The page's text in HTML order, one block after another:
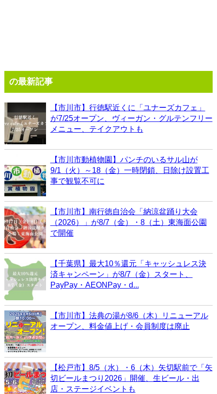
の最新記事
【市川市】行徳駅近くに「ユナーズカフェ」
が7/25オープン、ヴィーガン・グルテンフリー
メニュー、テイクアウトも
【市川市動植物園】パンチのいるサル山が
9/1（火）～18（金）一時閉鎖、日除け設置工
事で観覧不可に
【市川市】南行徳自治会「納涼盆踊り大会
（2026）」が8/7（金）・8（土）東海面公園
で開催
【千葉県】最大10％還元「キャッシュレス決
済キャンペーン」が8/7（金）スタート、
PayPay・AEONPay・d...
【市川市】法典の湯が8/6（木）リニューアル
オープン、料金値上げ・会員制度は廃止
【松戸市】8/5（水）・6（木）矢切駅前で「矢
切ビールまつり2026」開催、生ビール・出
店・ステージイベントも